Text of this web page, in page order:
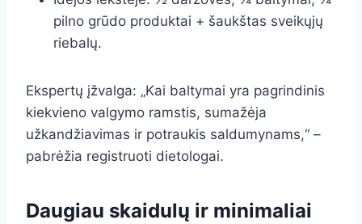
pilno grūdo produktai + šaukštas sveikųjų
riebalų.
Ekspertų įžvalga: „Kai baltymai yra pagrindinis
kiekvieno valgymo ramstis, sumažėja
užkandžiavimas ir potraukis saldumynams,“ –
pabrėžia registruoti dietologai.
Daugiau skaidulų ir minimaliai